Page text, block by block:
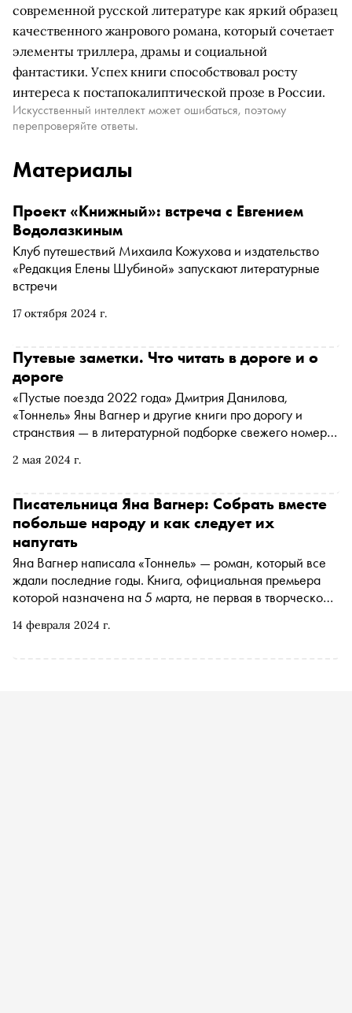
современной русской литературе как яркий образец
качественного жанрового романа, который сочетает
элементы триллера, драмы и социальной
фантастики. Успех книги способствовал росту
интереса к постапокалиптической прозе в России.
Искусственный интеллект может ошибаться, поэтому
перепроверяйте ответы.
Материалы
17 октября 2024 г.
Проект «Книжный»: встреча с Евгением
Водолазкиным
Клуб путешествий Михаила Кожухова и издательство
«Редакция Елены Шубиной» запускают литературные
встречи
2 мая 2024 г.
Путевые заметки. Что читать в дороге и о
дороге
«Пустые поезда 2022 года» Дмитрия Данилова,
«Тоннель» Яны Вагнер и другие книги про дорогу и
странствия — в литературной подборке свежего номера
14 февраля 2024 г.
Писательница Яна Вагнер: Собрать вместе
побольше народу и как следует их
напугать
Яна Вагнер написала «Тоннель» — роман, который все
ждали последние годы. Книга, официальная премьера
которой назначена на 5 марта, не первая в творческой
Вагнер называют «русским Стивеном Кингом в юбке».